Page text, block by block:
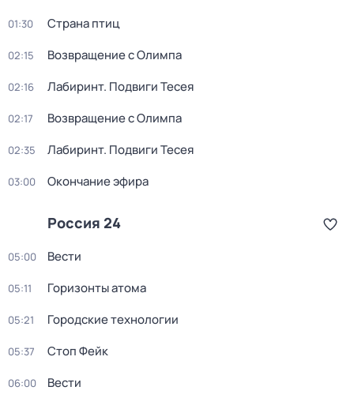
01:30 Страна птиц
02:15 Возвращение с Олимпа
02:16 Лабиринт. Подвиги Тесея
02:17 Возвращение с Олимпа
02:35 Лабиринт. Подвиги Тесея
03:00 Окончание эфира
Россия 24
05:00 Вести
05:11 Горизонты атома
05:21 Городские технологии
05:37 Стоп Фейк
06:00 Вести